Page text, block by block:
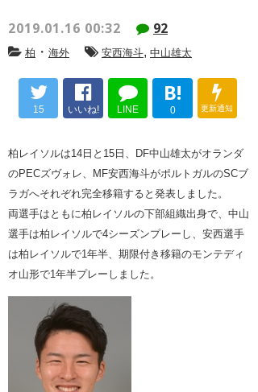
2019.01.16 00:32 92
柏 ・ 海外 安西海斗, 中山雄太
15 いいね! LINE
B!
0 更新通知
柏レイソルは14日と15日、DF中山雄太がオランダ
のPECズヴォレ、MF安西海斗がポルトガルのSCブ
ラガへそれぞれ完全移籍すると発表しました。
両選手はともに柏レイソルの下部組織出身で、中山
選手は柏レイソルで4シーズンプレーし、安西選手
は柏レイソルで1年半、期限付き移籍のモンテディ
オ山形で1年半プレーしました。